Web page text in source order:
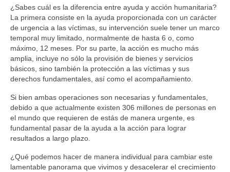
¿Sabes cuál es la diferencia entre ayuda y acción humanitaria?
La primera consiste en la ayuda proporcionada con un carácter
de urgencia a las víctimas, su intervención suele tener un marco
temporal muy limitado, normalmente de hasta 6 o, como
máximo, 12 meses. Por su parte, la acción es mucho más
amplia, incluye no sólo la provisión de bienes y servicios
básicos, sino también la protección a las víctimas y sus
derechos fundamentales, así como el acompañamiento.
Si bien ambas operaciones son necesarias y fundamentales,
debido a que actualmente existen 306 millones de personas en
el mundo que requieren de estás de manera urgente, es
fundamental pasar de la ayuda a la acción para lograr
resultados a largo plazo.
¿Qué podemos hacer de manera individual para cambiar este
lamentable panorama que vivimos y desacelerar el crecimiento